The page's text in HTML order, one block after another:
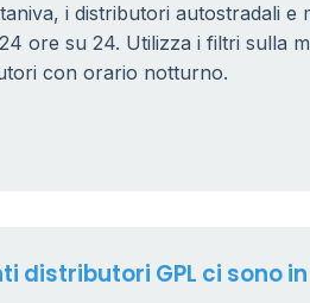
38
0.779 €
i distributori autostradali e
ore su 24. Utilizza i filtri sulla
con orario notturno.
distributori GPL ci sono